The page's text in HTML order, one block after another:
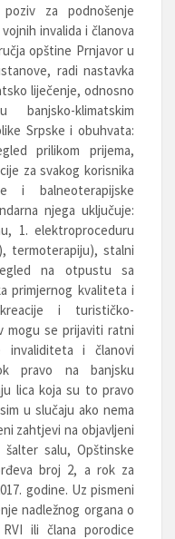
za podnošenje
invalida i članova
opštine Prnjavor u
radi nastavka
liječenje, odnosno
klimatskim
Srpske i obuhvata:
prilikom prijema,
za svakog korisnika
i balneoterapijske
njega uključuje:
1. elektroproceduru
termoterapiju), stalni
na otpustu sa
primjernog kvaliteta i
i turističko-
mogu se prijaviti ratni
invaliditeta i članovi
pravo na banjsku
lica koja su to pravo
u slučaju ako nema
zahtjevi na objavljeni
salu, Opštinske
broj 2, a rok za
godine. Uz pismeni
nadležnog organa o
ili člana porodice